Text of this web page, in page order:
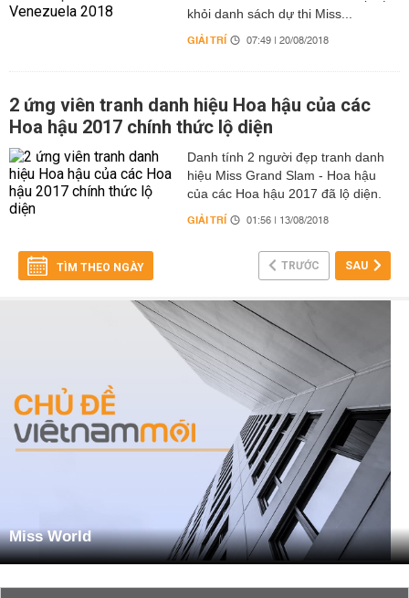
khỏi danh sách dự thi Miss...
GIẢI TRÍ 07:49 | 20/08/2018
2 ứng viên tranh danh hiệu Hoa hậu của các
Hoa hậu 2017 chính thức lộ diện
Danh tính 2 người đẹp tranh danh
hiệu Miss Grand Slam - Hoa hậu
của các Hoa hậu 2017 đã lộ diện.
GIẢI TRÍ 01:56 | 13/08/2018
TÌM THEO NGÀY TRƯỚC SAU
Miss World